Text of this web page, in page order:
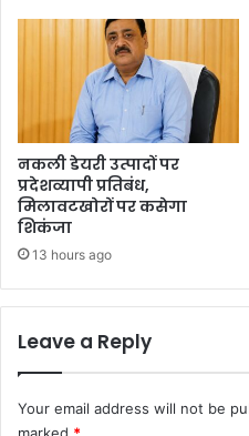
नकली डेयरी उत्पादों पर
प्रदेशव्यापी प्रतिबंध,
मिलावटखोरों पर कसेगा
शिकंजा
13 hours ago
Leave a Reply
Your email address will not be